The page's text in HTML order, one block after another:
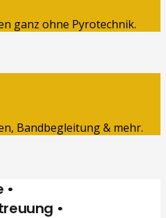
ganz ohne Pyrotechnik.
Bandbegleitung & mehr.
•
•